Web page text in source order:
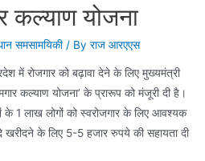
कल्याण योजना
समसामयिकी/ By राज आरएएस
में रोजगार को बढ़ावा देने के लिए मुख्यमंत्री
कल्याण योजना’ के प्रारूप को मंजूरी दी है।
के 1 लाख लोगों को स्वरोजगार के लिए आवश्यक
खरीदने के लिए 5-5 हजार रुपये की सहायता दी